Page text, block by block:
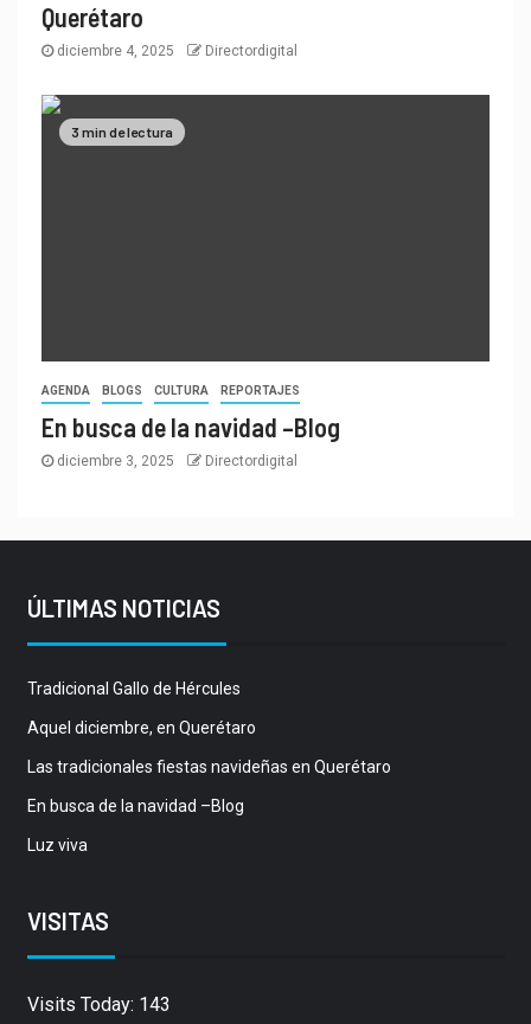
Querétaro
diciembre 4, 2025 Directordigital
3 min de lectura
AGENDA BLOGS CULTURA REPORTAJES
En busca de la navidad –Blog
diciembre 3, 2025 Directordigital
ÚLTIMAS NOTICIAS
Tradicional Gallo de Hércules
Aquel diciembre, en Querétaro
Las tradicionales fiestas navideñas en Querétaro
En busca de la navidad –Blog
Luz viva
VISITAS
Visits Today: 143